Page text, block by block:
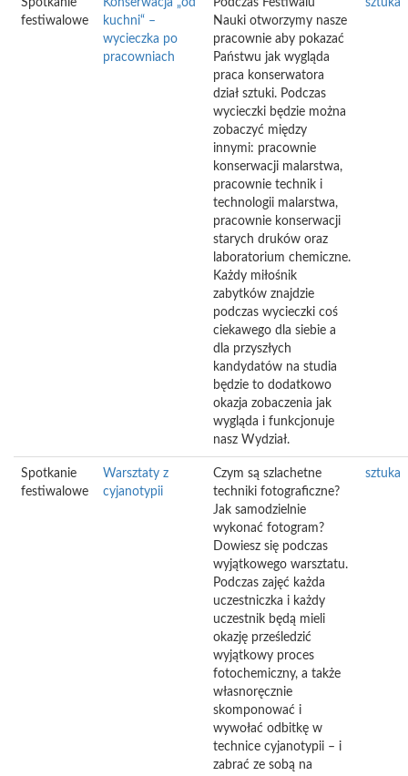
Spotkanie
festiwalowe
Konserwacja „od
kuchni“ –
wycieczka po
pracowniach
Podczas Festiwalu
Nauki otworzymy nasze
pracownie aby pokazać
Państwu jak wygląda
praca konserwatora
dział sztuki. Podczas
wycieczki będzie można
zobaczyć między
innymi: pracownie
konserwacji malarstwa,
pracownie technik i
technologii malarstwa,
pracownie konserwacji
starych druków oraz
laboratorium chemiczne.
Każdy miłośnik
zabytków znajdzie
podczas wycieczki coś
ciekawego dla siebie a
dla przyszłych
kandydatów na studia
będzie to dodatkowo
okazja zobaczenia jak
wygląda i funkcjonuje
nasz Wydział.
sztuka
Spotkanie
festiwalowe
Warsztaty z
cyjanotypii
Czym są szlachetne
techniki fotograficzne?
Jak samodzielnie
wykonać fotogram?
Dowiesz się podczas
wyjątkowego warsztatu.
Podczas zajęć każda
uczestniczka i każdy
uczestnik będą mieli
okazję prześledzić
wyjątkowy proces
fotochemiczny, a także
własnoręcznie
skomponować i
wywołać odbitkę w
technice cyjanotypii – i
zabrać ze sobą na
sztuka